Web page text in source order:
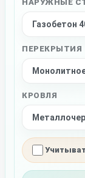
НАРУЖНЫЕ
ПЕРЕКРЫТИЯ
КРОВЛЯ